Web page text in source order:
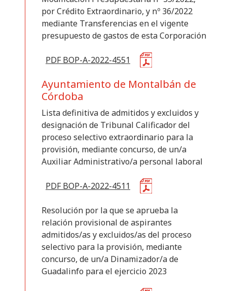
por Crédito Extraordinario, y nº 36/2022
mediante Transferencias en el vigente
presupuesto de gastos de esta Corporación
PDF BOP-A-2022-4551
Ayuntamiento de Montalbán de
Córdoba
Lista definitiva de admitidos y excluidos y
designación de Tribunal Calificador del
proceso selectivo extraordinario para la
provisión, mediante concurso, de un/a
Auxiliar Administrativo/a personal laboral
PDF BOP-A-2022-4511
Resolución por la que se aprueba la
relación provisional de aspirantes
admitidos/as y excluidos/as del proceso
selectivo para la provisión, mediante
concurso, de un/a Dinamizador/a de
Guadalinfo para el ejercicio 2023